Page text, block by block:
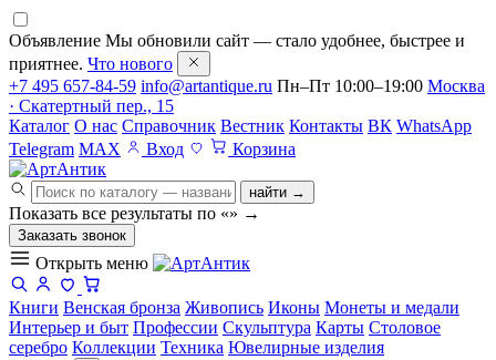
Объявление Мы обновили сайт — стало удобнее, быстрее и
приятнее. Что нового
+7 495 657-84-59 info@artantique.ru Пн–Пт 10:00–19:00 Москва
· Скатертный пер., 15
Каталог О нас Справочник Вестник Контакты ВК WhatsApp
Telegram MAX Вход Корзина
найти →
Показать все результаты по «» →
Заказать звонок
Открыть меню
Книги Венская бронза Живопись Иконы Монеты и медали
Интерьер и быт Профессии Скульптура Карты Столовое
серебро Коллекции Техника Ювелирные изделия